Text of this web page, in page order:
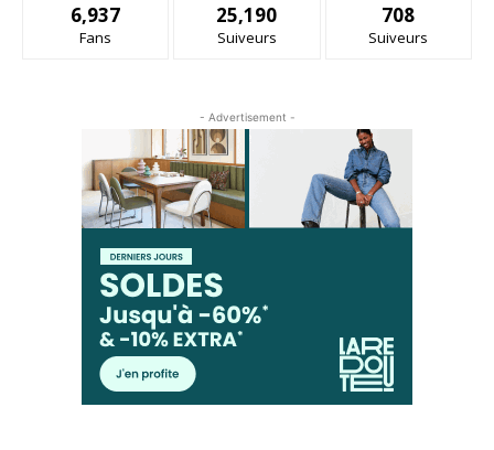
6,937
Fans
25,190
Suiveurs
708
Suiveurs
- Advertisement -